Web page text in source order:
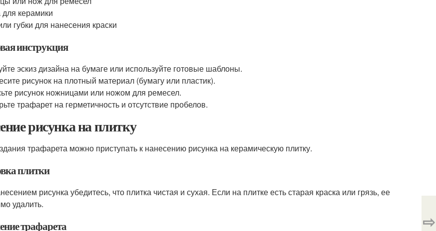
для керамики
губки для нанесения краски
инструкция
эскиз дизайна на бумаге или используйте готовые шаблоны.
рисунок на плотный материал (бумагу или пластик).
рисунок ножницами или ножом для ремесел.
трафарет на герметичность и отсутствие пробелов.
рисунка на плитку
трафарета можно приступать к нанесению рисунка на керамическую плитку.
плитки
рисунка убедитесь, что плитка чистая и сухая. Если на плитке есть старая краска или грязь, ее
удалить.
трафарета ⇨